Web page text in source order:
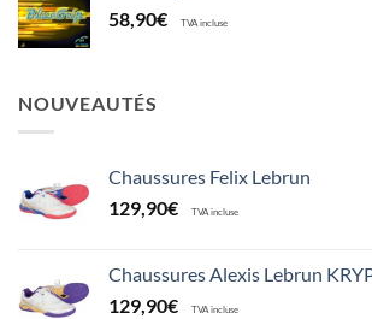
58,90€ TVA incluse
NOUVEAUTÉS
Chaussures Felix Lebrun
129,90€ TVA incluse
Chaussures Alexis Lebrun
129,90€ TVA incluse